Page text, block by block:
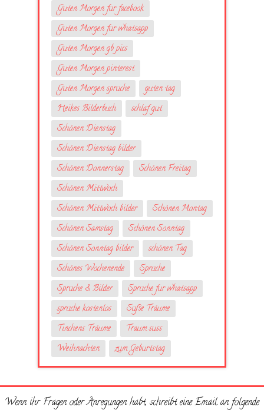
Guten Morgen für facebook
Guten Morgen für whatsapp
Guten Morgen gb pics
Guten Morgen pinterest
Guten Morgen sprüche
guten tag
Heikes Bilderbuch
schlaf gut
Schönen Dienstag
Schönen Dienstag bilder
Schönen Donnerstag
Schönen Freitag
Schönen Mittwoch
Schönen Mittwoch bilder
Schönen Montag
Schönen Samstag
Schönen Sonntag
Schönen Sonntag bilder
schönen Tag
Schönes Wochenende
Sprüche
Sprüche & Bilder
Sprüche fur whatsapp
sprüche kostenlos
Süße Träume
Tinchens Träume
Traum suss
Weihnachten
zum Geburtstag
Wenn ihr Fragen oder Anregungen habt, schreibt eine Email an folgende